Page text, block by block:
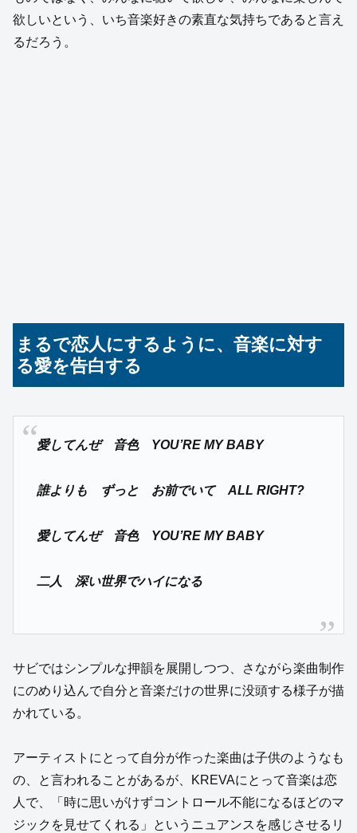
欲しいという、いち音楽好きの素直な気持ちであると言え
るだろう。
まるで恋人にするように、音楽に対す
る愛を告白する
愛してんぜ 音色 YOU’RE MY BABY
誰よりも ずっと お前でいて ALL RIGHT?
愛してんぜ 音色 YOU’RE MY BABY
二人 深い世界でハイになる
サビではシンプルな押韻を展開しつつ、さながら楽曲制作
にのめり込んで自分と音楽だけの世界に没頭する様子が描
かれている。
アーティストにとって自分が作った楽曲は子供のようなも
の、と言われることがあるが、KREVAにとって音楽は恋
人で、「時に思いがけずコントロール不能になるほどのマ
ジックを見せてくれる」というニュアンスを感じさせるリ